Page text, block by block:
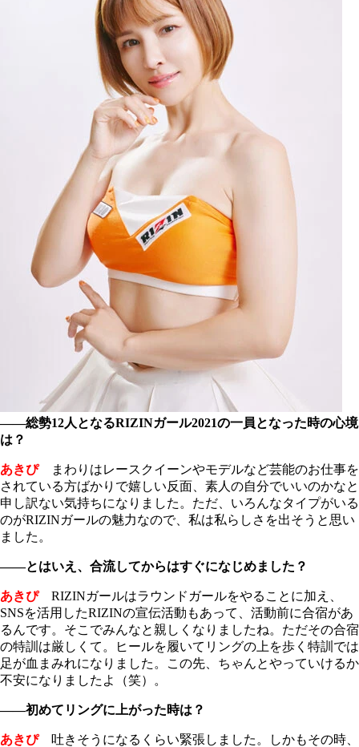
――総勢12人となるRIZINガール2021の一員となった時の心境
は？
あきぴまわりはレースクイーンやモデルなど芸能のお仕事を
されている方ばかりで嬉しい反面、素人の自分でいいのかなと
申し訳ない気持ちになりました。ただ、いろんなタイプがいる
のがRIZINガールの魅力なので、私は私らしさを出そうと思い
ました。
――とはいえ、合流してからはすぐになじめました？
あきぴRIZINガールはラウンドガールをやることに加え、
SNSを活用したRIZINの宣伝活動もあって、活動前に合宿があ
るんです。そこでみんなと親しくなりましたね。ただその合宿
の特訓は厳しくて。ヒールを履いてリングの上を歩く特訓では
足が血まみれになりました。この先、ちゃんとやっていけるか
不安になりましたよ（笑）。
――初めてリングに上がった時は？
あきぴ吐きそうになるくらい緊張しました。しかもその時、